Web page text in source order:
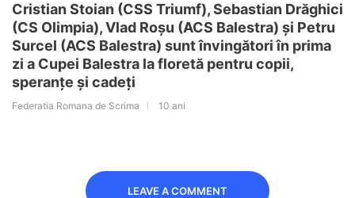
Cristian Stoian (CSS Triumf), Sebastian Drăghici
(CS Olimpia), Vlad Roșu (ACS Balestra) și Petru
Surcel (ACS Balestra) sunt învingători în prima
zi a Cupei Balestra la floretă pentru copii,
speranțe și cadeți
Federatia Romana de Scrima 10 ani
LEAVE A COMMENT